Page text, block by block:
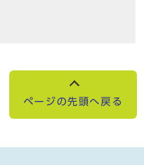
ページの先頭へ戻る